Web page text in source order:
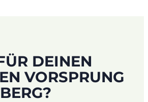
DEINEN
VORSPRUNG